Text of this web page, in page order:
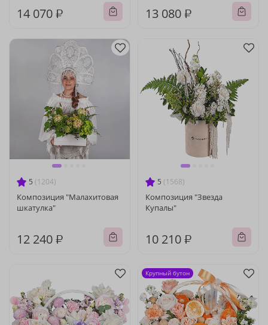
14 070 ₽ 13 080 ₽
5 (1204)
Композиция "Малахитовая
шкатулка"
12 240 ₽
5 (1568)
Композиция "Звезда
Купалы"
10 210 ₽
Крупный бутон